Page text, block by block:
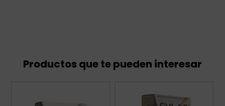
Productos que te pueden interesar